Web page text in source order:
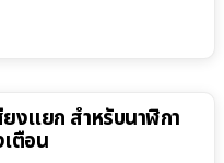
งแยก สำหรับนาฬิกา
ตือน